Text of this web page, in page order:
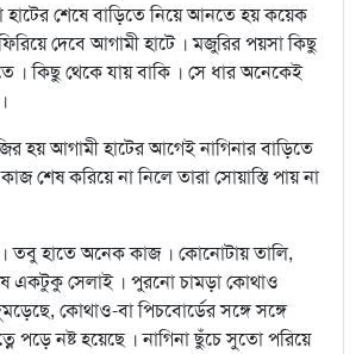
শেষে বাড়িতে নিয়ে আনতে হয় কয়েক
দেবে আগামী হাটে । মজুরির পয়সা কিছু
। কিছু থেকে যায় বাকি । সে ধার অনেকেই
হয় আগামী হাটের আগেই নাগিনার বাড়িতে
শেষ করিয়ে না নিলে তারা সোয়াস্তি পায় না
হাতে অনেক কাজ । কোনোটায় তালি,
একটুকু সেলাই । পুরনো চামড়া কোথাও
কোথাও-বা পিচবোর্ডের সঙ্গে সঙ্গে
পড়ে নষ্ট হয়েছে । নাগিনা ছুঁচে সুতো পরিয়ে